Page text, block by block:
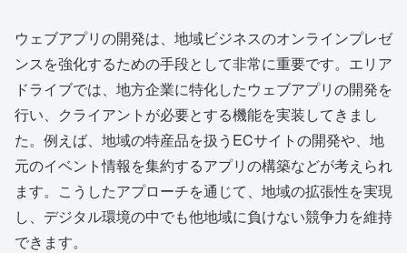
ウェブアプリの開発は、地域ビジネスのオンラインプレゼ
ンスを強化するための手段として非常に重要です。エリア
ドライブでは、地方企業に特化したウェブアプリの開発を
行い、クライアントが必要とする機能を実装してきまし
た。例えば、地域の特産品を扱うECサイトの開発や、地
元のイベント情報を集約するアプリの構築などが考えられ
ます。こうしたアプローチを通じて、地域の拡張性を実現
し、デジタル環境の中でも他地域に負けない競争力を維持
できます。